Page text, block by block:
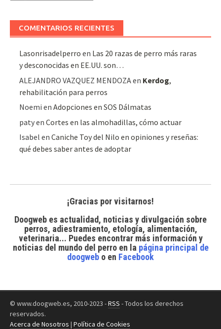
artículos
COMENTARIOS RECIENTES
Lasonrisadelperro en Las 20 razas de perro más raras
y desconocidas en EE.UU. son…
ALEJANDRO VAZQUEZ MENDOZAen Kerdog,
rehabilitación para perros
Noemi enAdopciones en SOS Dálmatas
patyenCortes en las almohadillas, cómo actuar
Isabel enCaniche Toy del Nilo en opiniones y reseñas:
qué debes saber antes de adoptar
¡Gracias por visitarnos!
Doogweb es actualidad, noticias y divulgación sobre
perros, adiestramiento, etología, alimentación,
veterinaria... Puedes encontrar más información y
noticias del mundo del perroen la página principal de
doogweb o en Facebook
© www.doogweb.es, 2010-2023 -RSS - Todos los derechos
reservados.
Acerca de Nosotros | Política de Cookies